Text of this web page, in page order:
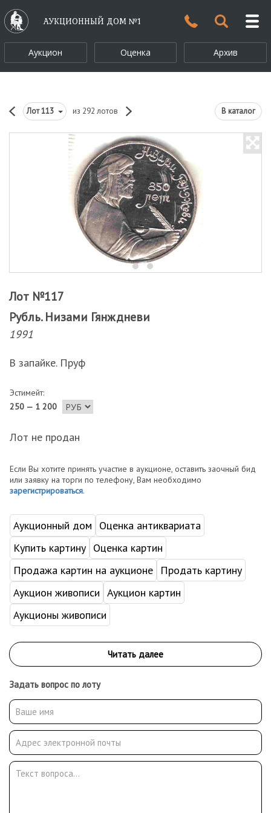
АУКЦИОННЫЙ ДОМ №1
Аукцион Оценка Архив
Лот113 из 292 лотов В каталог
Лот №117
Рубль. Низами Гянждневи
1991
В запайке. Пруф
Эстимейт:
250 — 1 200
Лот не продан
Если Вы хотите принять участие в аукционе, оставить заочный бид
или заявку на торги по телефону, Вам необходимо
зарегистрироваться.
Аукционный дом
Оценка антиквариата
Купить картину Оценка картин
Продажа картин на аукционе
Продать картину
Аукцион живописи Аукцион картин
Аукционы живописи
Задать вопрос по лоту